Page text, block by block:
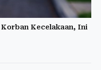
Kecelakaan, Ini